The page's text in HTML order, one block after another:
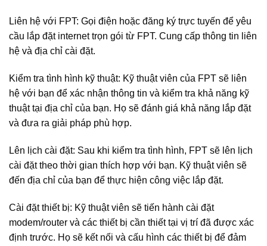
Liên hệ với FPT: Gọi điện hoặc đăng ký trực tuyến để yêu
cầu lắp đặt internet trọn gói từ FPT. Cung cấp thông tin liên
hệ và địa chỉ cài đặt.
Kiểm tra tình hình kỹ thuật: Kỹ thuật viên của FPT sẽ liên
hệ với bạn để xác nhận thông tin và kiểm tra khả năng kỹ
thuật tại địa chỉ của bạn. Họ sẽ đánh giá khả năng lắp đặt
và đưa ra giải pháp phù hợp.
Lên lịch cài đặt: Sau khi kiểm tra tình hình, FPT sẽ lên lịch
cài đặt theo thời gian thích hợp với bạn. Kỹ thuật viên sẽ
đến địa chỉ của bạn để thực hiện công việc lắp đặt.
Cài đặt thiết bị: Kỹ thuật viên sẽ tiến hành cài đặt
modem/router và các thiết bị cần thiết tại vị trí đã được xác
định trước. Họ sẽ kết nối và cấu hình các thiết bị để đảm